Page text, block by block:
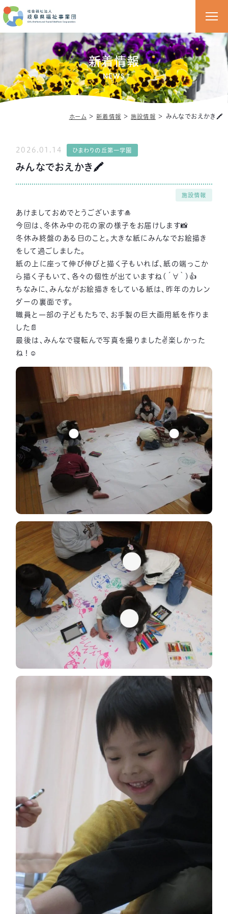
新着情報
NEWS
ホーム ＞新着情報 ＞施設情報 ＞ みんなでおえかき🖍
2026.01.14 ひまわりの丘第一学園
みんなでおえかき🖍
施設情報
あけましておめでとうございます🎍
今回は、冬休み中の花の家の様子をお届けします📸
冬休み終盤のある日のこと。大きな紙にみんなでお絵描き
をして過ごしました。
紙の上に座って伸び伸びと描く子もいれば、紙の端っこか
ら描く子もいて、各々の個性が出ていますね(´∀｀)👍
ちなみに、みんながお絵描きをしている紙は、昨年のカレン
ダーの裏面です。
職員と一部の子どもたちで、お手製の巨大画用紙を作りま
した📄
最後は、みんなで寝転んで写真を撮りました✌楽しかった
ね！☺